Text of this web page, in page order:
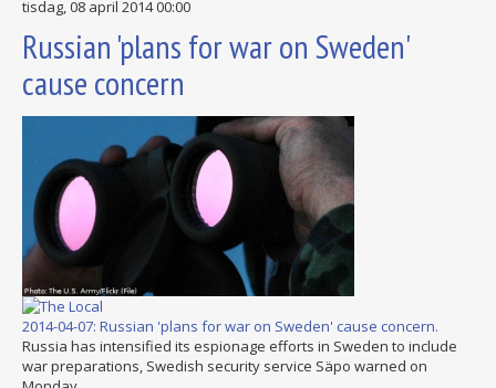
tisdag, 08 april 2014 00:00
Russian 'plans for war on Sweden'
cause concern
2014-04-07: Russian 'plans for war on Sweden' cause concern.
Russia has intensified its espionage efforts in Sweden to include
war preparations, Swedish security service Säpo warned on